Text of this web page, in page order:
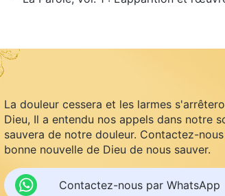
La douleur cessera et les larmes
Dieu, Il a entendu nos appels dans notre
sauvera de notre douleur. Contactez-
bonne nouvelle de Dieu de nous sauver.
Contactez-nous par WhatsApp